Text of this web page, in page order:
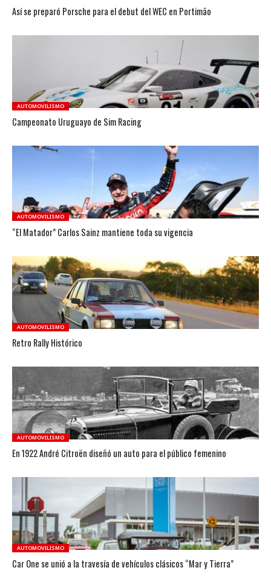
Así se preparó Porsche para el debut del WEC en Portimão
AUTOMOVILISMO
Campeonato Uruguayo de Sim Racing
AUTOMOVILISMO
“El Matador” Carlos Sainz mantiene toda su vigencia
AUTOMOVILISMO
Retro Rally Histórico
AUTOMOVILISMO
En 1922 André Citroën diseñó un auto para el público femenino
AUTOMOVILISMO
Car One se unió a la travesía de vehículos clásicos “Mar y Tierra”